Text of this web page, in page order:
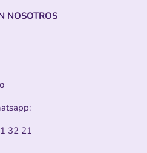
NOSOTROS
32 21